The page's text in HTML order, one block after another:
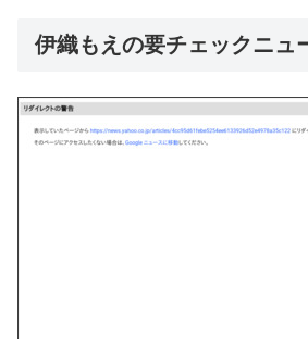
伊織もえの要チェックニュ